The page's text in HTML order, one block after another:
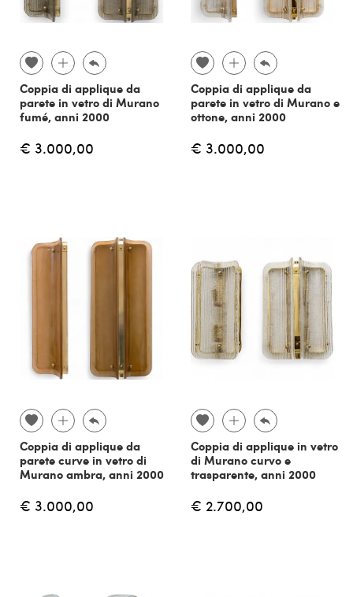
Coppia di applique da
parete in vetro di Murano
fumé, anni 2000
€ 3.000,00
Coppia di applique da
parete in vetro di Murano e
ottone, anni 2000
€ 3.000,00
Coppia di applique da
parete curve in vetro di
Murano ambra, anni 2000
€ 3.000,00
Coppia di applique in vetro
di Murano curvo e
trasparente, anni 2000
€ 2.700,00